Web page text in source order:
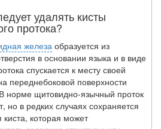
удалять кисты
протока?
железа образуется из
в основании языка и в виде
спускается к месту своей
переднебоковой поверхности
норме щитовидно-язычный проток
но в редких случаях сохраняется
которая может